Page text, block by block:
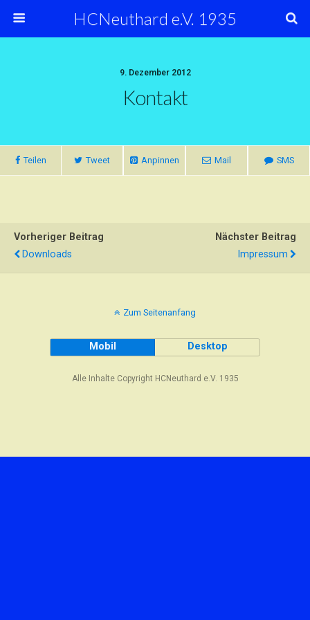
HCNeuthard e.V. 1935
9. Dezember 2012
Kontakt
Teilen Tweet Anpinnen Mail SMS
Vorheriger Beitrag
Downloads
Nächster Beitrag
Impressum
Zum Seitenanfang
Mobil Desktop
Alle Inhalte Copyright HCNeuthard e.V. 1935